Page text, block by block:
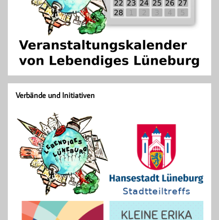
Verbände und Initiativen